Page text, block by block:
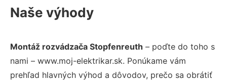
Naše výhody
Montáž rozvádzača Stopfenreuth – poďte do toho s
nami – www.moj-elektrikar.sk. Ponúkame vám
prehľad hlavných výhod a dôvodov, prečo sa obrátiť